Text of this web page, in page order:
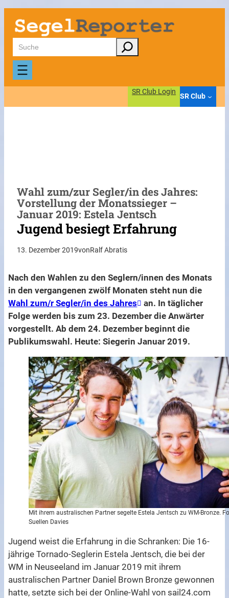
Zum
Inhalt
springen
Suchen
SR Club Login
SR Club
Wahl zum/zur Segler/in des Jahres:
Vorstellung der Monatssieger –
Januar 2019: Estela Jentsch
Jugend besiegt Erfahrung
13. Dezember 2019vonRalf Abratis
Nach den Wahlen zu den Seglern/innen des Monats
in den vergangenen zwölf Monaten steht nun die
Wahl zum/r Segler/in des Jahres
an. In täglicher
Folge werden bis zum 23. Dezember die Anwärter
vorgestellt. Ab dem 24. Dezember beginnt die
Publikumswahl. Heute: Siegerin Januar 2019.
Mit ihrem australischen Partner segelte Estela Jentsch zu WM-Bronze.
Suellen Davies
Jugend weist die Erfahrung in die Schranken: Die 16-
jährige Tornado-Seglerin Estela Jentsch, die bei der
WM in Neuseeland im Januar 2019 mit ihrem
australischen Partner Daniel Brown Bronze gewonnen
hatte, setzte sich bei der Online-Wahl von sail24.com